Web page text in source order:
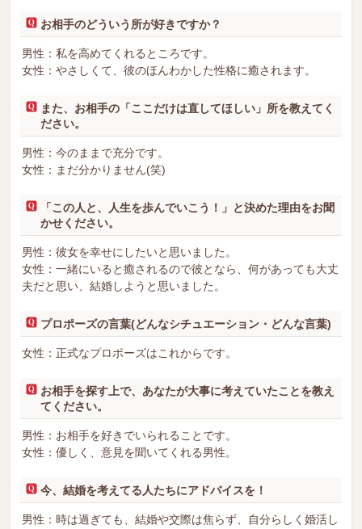
お相手のどういう所が好きですか？
男性：私を高めてくれるところです。
女性：やさしくて、彼のほんわかした性格に癒されます。
また、お相手の「ここだけは直してほしい」所を教えてく
ださい。
男性：今のままで充分です。
女性：まだ分かりません(笑)
「この人と、人生を歩んでいこう！」と決めた理由をお聞
かせください。
男性：彼女を幸せにしたいと思いました。
女性：一緒にいると癒されるので彼となら、何があっても大丈
夫だと思い、結婚しようと思いました。
プロポーズの言葉(どんなシチュエーション・どんな言葉)
女性：正式なプロポーズはこれからです。
お相手を探す上で、あなたが大事に考えていたことを教え
てください。
男性：お相手を好きでいられることです。
女性：優しく、意見を聞いてくれる男性。
今、結婚を考えてる人たちにアドバイスを！
男性：時は過ぎても、結婚や交際は焦らず、自分らしく婚活し